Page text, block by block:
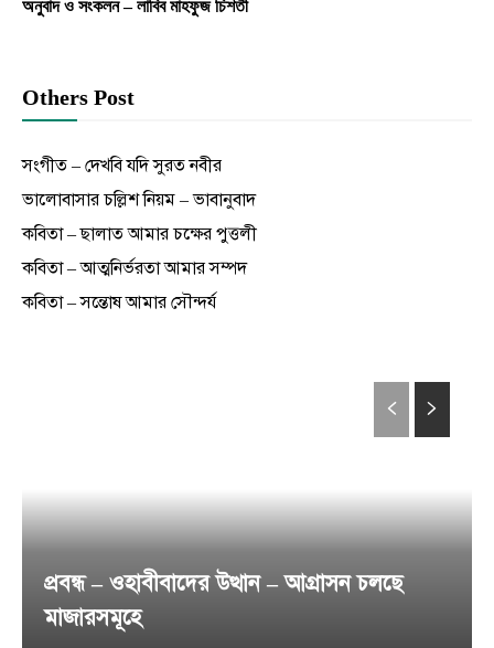
অনুবাদ ও সংকলন – লাবিব মাহফুজ চিশতী
Others Post
সংগীত – দেখবি যদি সুরত নবীর
ভালোবাসার চল্লিশ নিয়ম – ভাবানুবাদ
কবিতা – ছালাত আমার চক্ষের পুত্তলী
কবিতা – আত্মনির্ভরতা আমার সম্পদ
কবিতা – সন্তোষ আমার সৌন্দর্য
প্রবন্ধ – ওহাবীবাদের উত্থান – আগ্রাসন চলছে
মাজারসমূহে